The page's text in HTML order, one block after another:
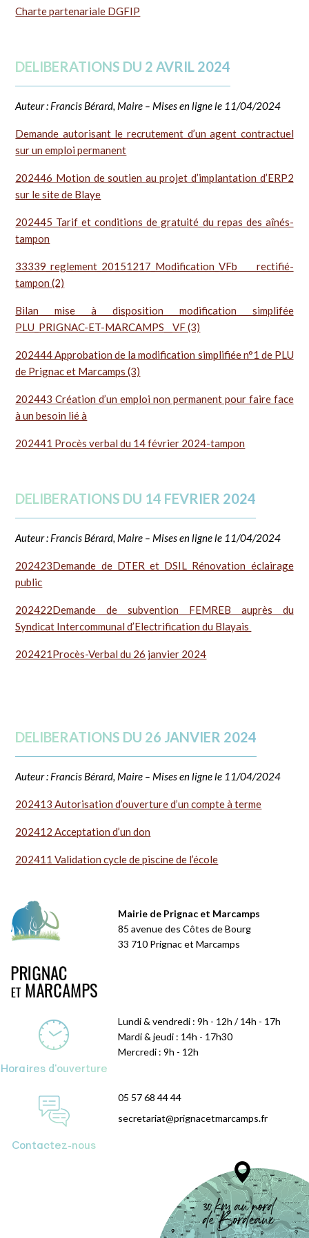
Charte partenariale DGFIP
DELIBERATIONS DU 2 AVRIL 2024
Auteur : Francis Bérard, Maire – Mises en ligne le 11/04/2024
Demande autorisant le recrutement d’un agent contractuel
sur un emploi permanent
202446 Motion de soutien au projet d’implantation d’ERP2
sur le site de Blaye
202445 Tarif et conditions de gratuité du repas des aînés-
tampon
33339_reglement_20151217_Modification_VFb rectifié-
tampon (2)
Bilan mise à disposition modification simplifée
PLU_PRIGNAC-ET-MARCAMPS__VF (3)
202444 Approbation de la modification simplifiée n°1 de PLU
de Prignac et Marcamps (3)
202443 Création d’un emploi non permanent pour faire face
à un besoin lié à
202441 Procès verbal du 14 février 2024-tampon
DELIBERATIONS DU 14 FEVRIER 2024
Auteur : Francis Bérard, Maire – Mises en ligne le 11/04/2024
202423Demande de DTER et DSIL Rénovation éclairage
public
202422Demande de subvention FEMREB auprès du
Syndicat Intercommunal d’Electrification du Blayais
202421Procès-Verbal du 26 janvier 2024
DELIBERATIONS DU 26 JANVIER 2024
Auteur : Francis Bérard, Maire – Mises en ligne le 11/04/2024
202413 Autorisation d’ouverture d’un compte à terme
202412 Acceptation d’un don
202411 Validation cycle de piscine de l’école
Mairie de Prignac et Marcamps
85 avenue des Côtes de Bourg
33 710 Prignac et Marcamps
Horaires d'ouverture
Lundi & vendredi : 9h - 12h / 14h - 17h
Mardi & jeudi : 14h - 17h30
Mercredi : 9h - 12h
Contactez-nous
05 57 68 44 44
secretariat@prignacetmarcamps.fr